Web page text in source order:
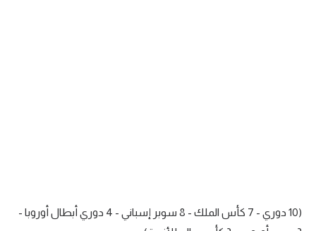
(10 دوري - 7 كأس الملك - 8 سوبر إسباني - 4 دوري أبطال أوروبا -